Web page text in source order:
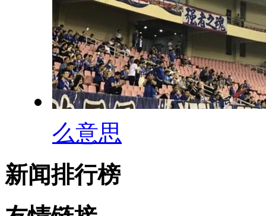
么意思
新闻排行榜